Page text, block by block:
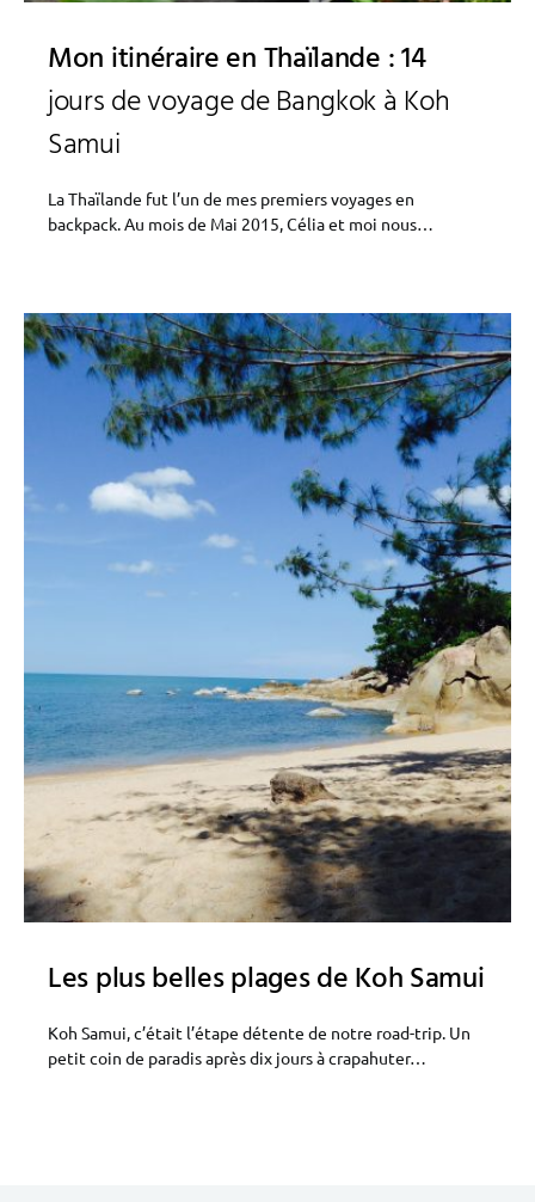
Mon itinéraire en Thaïlande : 14
jours de voyage de Bangkok à Koh
Samui
La Thaïlande fut l’un de mes premiers voyages en
backpack. Au mois de Mai 2015, Célia et moi nous…
Les plus belles plages de Koh Samui
Koh Samui, c’était l’étape détente de notre road-trip. Un
petit coin de paradis après dix jours à crapahuter…